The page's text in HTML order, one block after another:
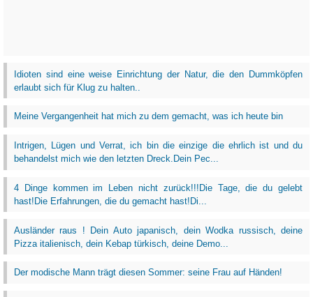
Idioten sind eine weise Einrichtung der Natur, die den Dummköpfen
erlaubt sich für Klug zu halten..
Meine Vergangenheit hat mich zu dem gemacht, was ich heute bin
Intrigen, Lügen und Verrat, ich bin die einzige die ehrlich ist und du
behandelst mich wie den letzten Dreck.Dein Pec...
4 Dinge kommen im Leben nicht zurück!!!Die Tage, die du gelebt
hast!Die Erfahrungen, die du gemacht hast!Di...
Ausländer raus ! Dein Auto japanisch, dein Wodka russisch, deine
Pizza italienisch, dein Kebap türkisch, deine Demo...
Der modische Mann trägt diesen Sommer: seine Frau auf Händen!